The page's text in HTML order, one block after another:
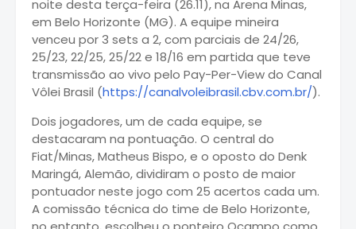
noite desta terça-feira (26.11), na Arena Minas,
em Belo Horizonte (MG). A equipe mineira
venceu por 3 sets a 2, com parciais de 24/26,
25/23, 22/25, 25/22 e 18/16 em partida que teve
transmissão ao vivo pelo Pay-Per-View do Canal
Vôlei Brasil (https://canalvoleibrasil.cbv.com.br/).
Dois jogadores, um de cada equipe, se
destacaram na pontuação. O central do
Fiat/Minas, Matheus Bispo, e o oposto do Denk
Maringá, Alemão, dividiram o posto de maior
pontuador neste jogo com 25 acertos cada um.
A comissão técnica do time de Belo Horizonte,